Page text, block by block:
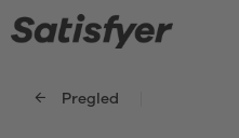
Pregled